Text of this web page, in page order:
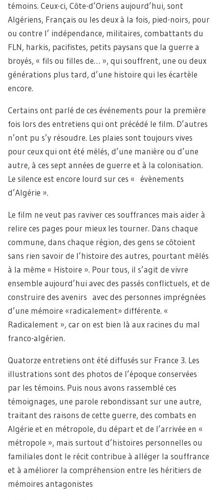
témoins. Ceux-ci, Côte-d’Oriens aujourd’hui, sont
Algériens, Français ou les deux à la fois, pied-noirs, pour
ou contre l’ indépendance, militaires, combattants du
FLN, harkis, pacifistes, petits paysans que la guerre a
broyés, « fils ou filles de… », qui souffrent, une ou deux
générations plus tard, d’une histoire qui les écartèle
encore.
Certains ont parlé de ces événements pour la première
fois lors des entretiens qui ont précédé le film. D’autres
n’ont pu s’y résoudre. Les plaies sont toujours vives
pour ceux qui ont été mêlés, d’une manière ou d’une
autre, à ces sept années de guerre et à la colonisation.
Le silence est encore lourd sur ces « évènements
d’Algérie ».
Le film ne veut pas raviver ces souffrances mais aider à
relire ces pages pour mieux les tourner. Dans chaque
commune, dans chaque région, des gens se côtoient
sans rien savoir de l’histoire des autres, pourtant mêlés
à la même « Histoire ». Pour tous, il s’agit de vivre
ensemble aujourd’hui avec des passés conflictuels, et de
construire des avenirs avec des personnes imprégnées
d’une mémoire «radicalement» différente. «
Radicalement », car on est bien là aux racines du mal
franco-algérien.
Quatorze entretiens ont été diffusés sur France 3. Les
illustrations sont des photos de l’époque conservées
par les témoins. Puis nous avons rassemblé ces
témoignages, une parole rebondissant sur une autre,
traitant des raisons de cette guerre, des combats en
Algérie et en métropole, du départ et de l’arrivée en «
métropole », mais surtout d’histoires personnelles ou
familiales dont le récit contribue à alléger la souffrance
et à améliorer la compréhension entre les héritiers de
mémoires antagonistes